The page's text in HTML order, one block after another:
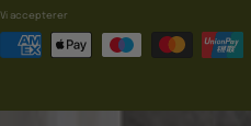
Vi accepterer